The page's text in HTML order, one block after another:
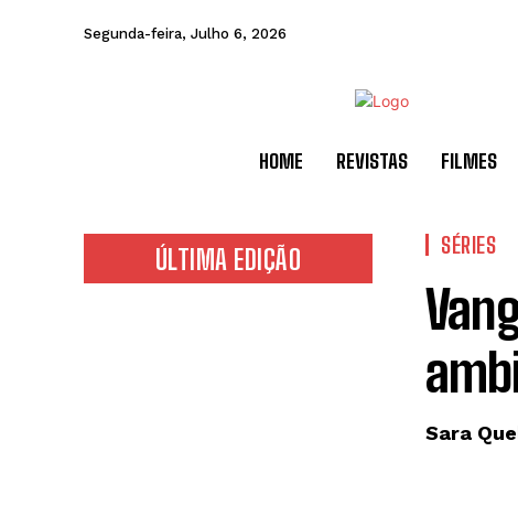
Segunda-feira, Julho 6, 2026
HOME REVISTAS FILMES
ÚLTIMA EDIÇÃO SÉRIES
Sara